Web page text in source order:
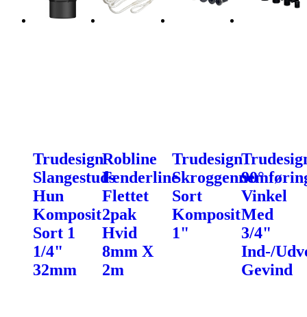
Trudesign
Slangestuds
Hun
Komposit
Sort 1
1/4"
32mm
Robline
Fenderline
Flettet
2pak
Hvid
8mm X
2m
Trudesign
Sort
Komposit
1"
90°
Vinkel
Med
3/4"
Ind-/
Gevind